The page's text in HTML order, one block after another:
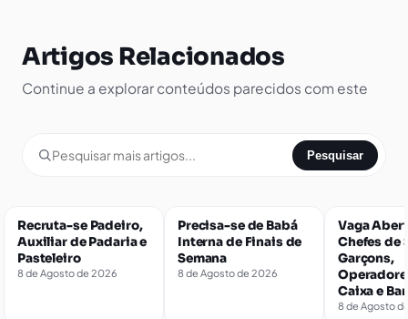
Artigos Relacionados
Continue a explorar conteúdos parecidos com este
Pesquisar
Recruta-se Padeiro,
Auxiliar de Padaria e
Pasteleiro
8 de Agosto de 2026
Precisa-se de Babá
Interna de Finais de
Semana
8 de Agosto de 2026
Vaga
Chefes de
Garçons,
Caixa e
8 de Agosto